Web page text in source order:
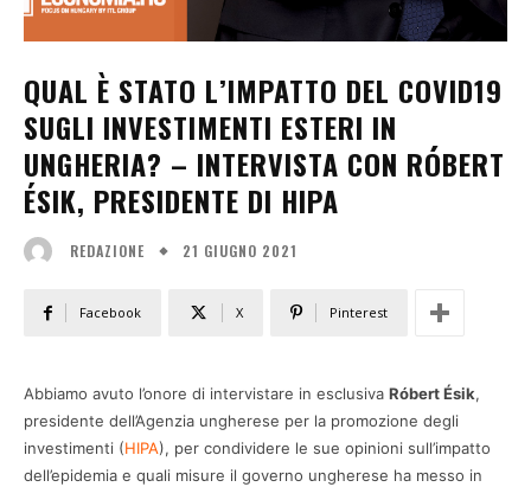
QUAL È STATO L’IMPATTO DEL COVID19
SUGLI INVESTIMENTI ESTERI IN
UNGHERIA? – INTERVISTA CON RÓBERT
ÉSIK, PRESIDENTE DI HIPA
REDAZIONE 21 GIUGNO 2021
Facebook X Pinterest
Abbiamo avuto l’onore di intervistare in esclusiva Róbert Ésik,
presidente dell’Agenzia ungherese per la promozione degli
investimenti (HIPA), per condividere le sue opinioni sull’impatto
dell’epidemia e quali misure il governo ungherese ha messo in